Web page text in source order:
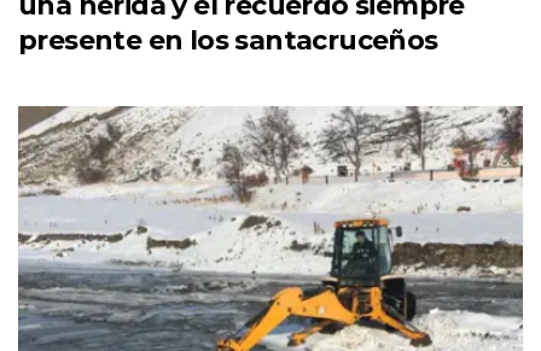
presente en los santacruceños